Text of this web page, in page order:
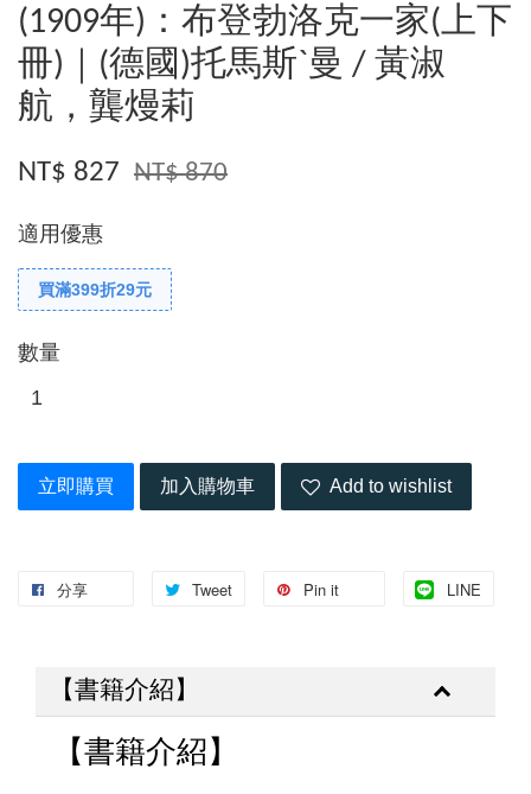
(1909年)：布登勃洛克一家(上下
冊)｜(德國)托馬斯`曼 / 黃淑
航，龔熳莉
NT$ 827 NT$ 870
適用優惠
買滿399折29元
數量
立即購買 加入購物車 Add to wishlist
分享 Tweet Pin it LINE
【書籍介紹】
【書籍介紹】